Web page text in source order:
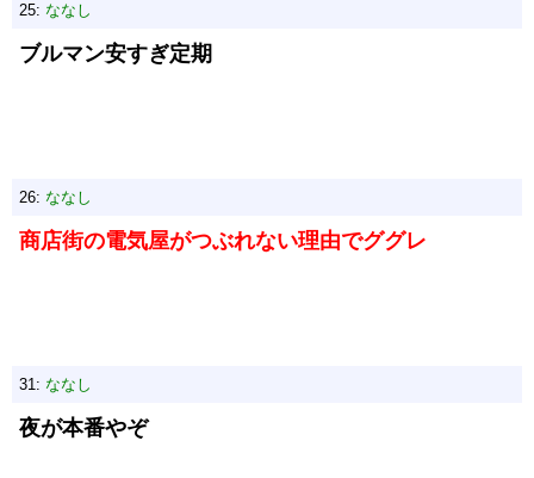
25: ななし
ブルマン安すぎ定期
26: ななし
商店街の電気屋がつぶれない理由でググレ
31: ななし
夜が本番やぞ